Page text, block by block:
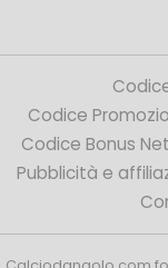
Codice
Codice Bonus
Pubblicità e